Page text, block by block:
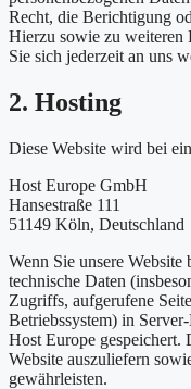
Recht, die Berichtigung
Hierzu sowie zu weiteren
Sie sich jederzeit an uns
2. Hosting
Diese Website wird bei
Host Europe GmbH
Hansestraße 111
51149 Köln, Deutschland
Wenn Sie unsere Website
technische Daten
Zugriffs, aufgerufene
Betriebssystem) in
Host Europe gespeichert.
Website auszuliefern
gewährleisten.